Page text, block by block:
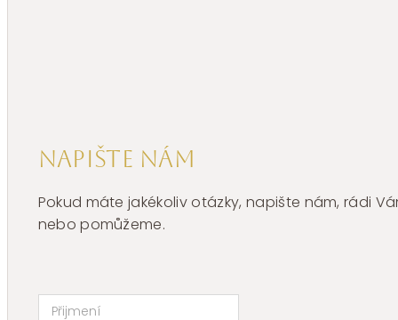
Napište nám
Pokud máte jakékoliv otázky, napište nám, rádi
nebo pomůžeme.